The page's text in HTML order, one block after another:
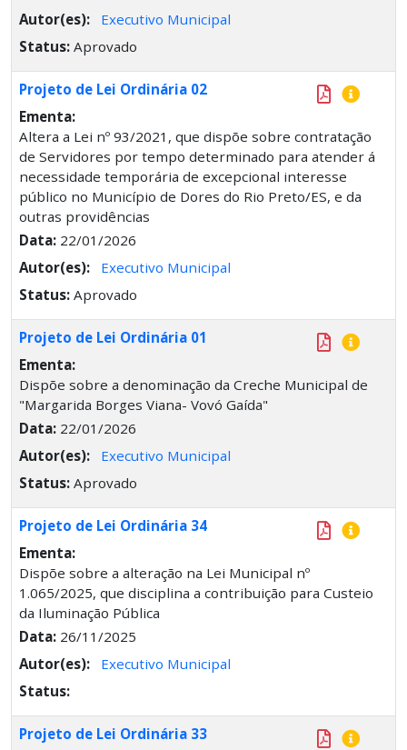
Autor(es):
Executivo Municipal
Status: Aprovado
Projeto de Lei Ordinária 02
Ementa:
Altera a Lei nº 93/2021, que dispõe sobre contratação
de Servidores por tempo determinado para atender á
necessidade temporária de excepcional interesse
público no Município de Dores do Rio Preto/ES, e da
outras providências
Data: 22/01/2026
Autor(es):
Executivo Municipal
Status: Aprovado
Projeto de Lei Ordinária 01
Ementa:
Dispõe sobre a denominação da Creche Municipal de
"Margarida Borges Viana- Vovó Gaída"
Data: 22/01/2026
Autor(es):
Executivo Municipal
Status: Aprovado
Projeto de Lei Ordinária 34
Ementa:
Dispõe sobre a alteração na Lei Municipal nº
1.065/2025, que disciplina a contribuição para Custeio
da Iluminação Pública
Data: 26/11/2025
Autor(es):
Executivo Municipal
Status:
Projeto de Lei Ordinária 33